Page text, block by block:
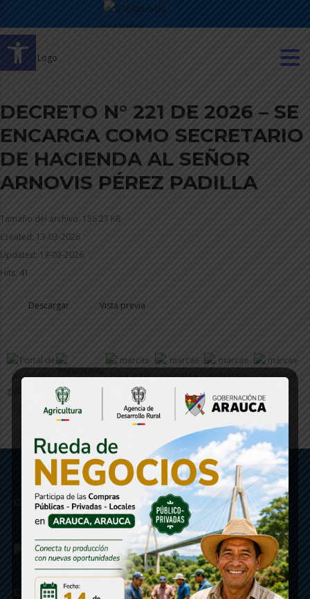
Abrir barra de herramientas
DECRETO N° 221 DE 2026 – SE
ENCARGA COMO SECRETARIO
DE HACIENDA AL SEÑOR
ARNOVIS PÉREZ PADILLA
Tamaño del archivo: 156.27 KB
Created: 13-03-2026
Updated: 13-03-2026
Hits: 41
Descargar Vista previa
Gobernación de Arauca
Contáctenos